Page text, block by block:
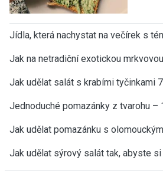
Jídla, která nachystat na večírek s
Jak na netradiční exotickou
Jak udělat salát s krabími tyčinkami
Jednoduché pomazánky z tvarohu –
Jak udělat pomazánku s
Jak udělat sýrový salát tak, abyste